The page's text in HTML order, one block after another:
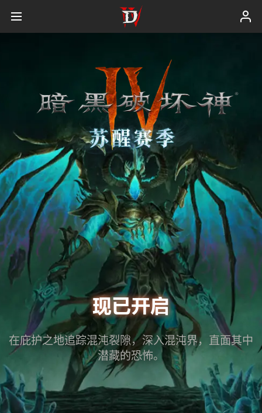
现已开启
在庇护之地追踪混沌裂隙，深入混沌界，直面其中
潜藏的恐怖。